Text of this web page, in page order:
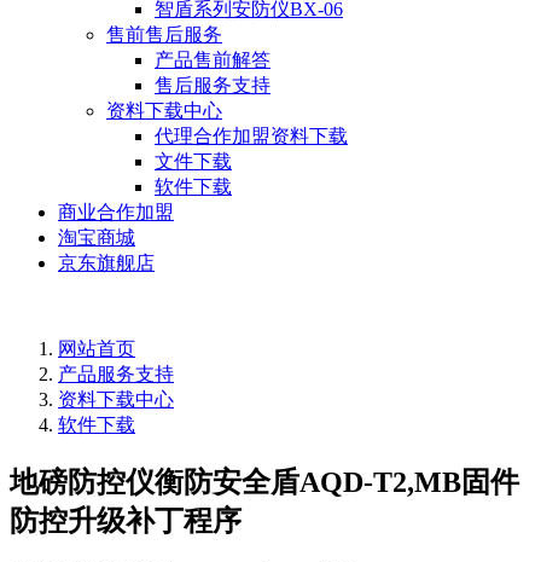
智盾系列安防仪BX-06
售前售后服务
产品售前解答
售后服务支持
资料下载中心
代理合作加盟资料下载
文件下载
软件下载
商业合作加盟
淘宝商城
京东旗舰店
网站首页
产品服务支持
资料下载中心
软件下载
地磅防控仪衡防安全盾AQD-T2,MB固件
防控升级补丁程序